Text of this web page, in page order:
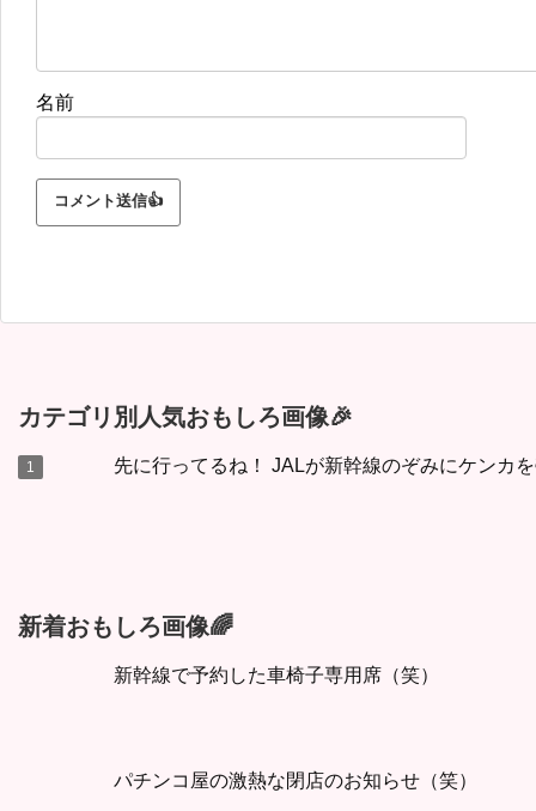
名前
カテゴリ別人気おもしろ画像🎉
先に行ってるね！ JALが新幹線のぞみにケンカ
新着おもしろ画像🌈
新幹線で予約した車椅子専用席（笑）
パチンコ屋の激熱な閉店のお知らせ（笑）